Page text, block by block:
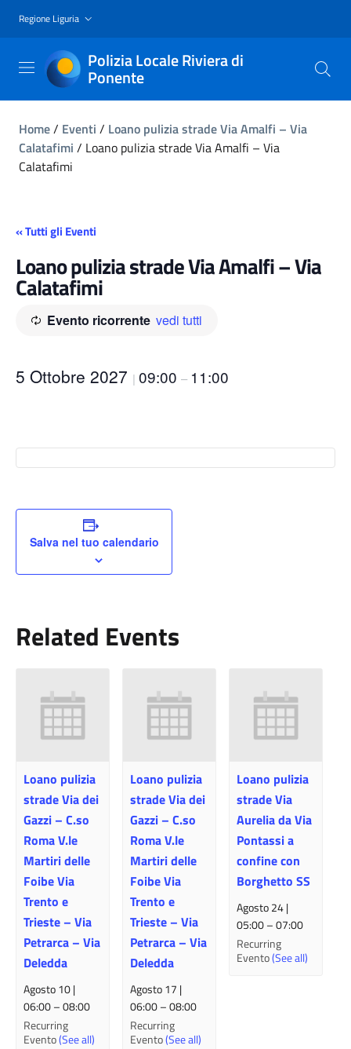
Regione Liguria
Polizia Locale Riviera di
Ponente
Home/ Eventi / Loano pulizia strade Via Amalfi – Via
Calatafimi / Loano pulizia strade Via Amalfi – Via
Calatafimi
« Tutti gli Eventi
Loano pulizia strade Via Amalfi – Via
Calatafimi
Evento ricorrente vedi tutti
5 Ottobre 2027 | 09:00 – 11:00
Salva nel tuo calendario
Related Events
Loano pulizia
strade Via dei
Gazzi – C.so
Roma V.le
Martiri delle
Foibe Via
Trento e
Trieste – Via
Petrarca – Via
Deledda
Agosto 10 |
06:00–08:00
Recurring
Evento(See all)
Loano pulizia
strade Via dei
Gazzi – C.so
Roma V.le
Martiri delle
Foibe Via
Trento e
Trieste – Via
Petrarca – Via
Deledda
Agosto 17 |
06:00–08:00
Recurring
Evento(See all)
Loano pulizia
strade Via
Aurelia da Via
Pontassi a
confine con
Borghetto SS
Agosto 24 |
05:00–07:00
Recurring
Evento(See all)